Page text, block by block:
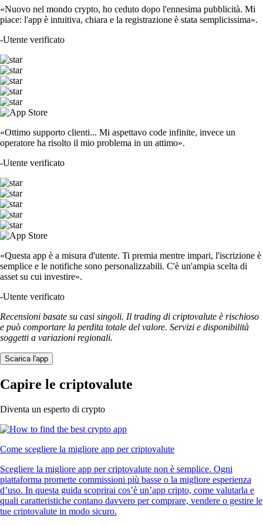
«Nuovo nel mondo crypto, ho ceduto dopo l'ennesima pubblicità. Mi
piace: l'app è intuitiva, chiara e la registrazione è stata semplicissima».
-Utente verificato
«Ottimo supporto clienti... Mi aspettavo code infinite, invece un
operatore ha risolto il mio problema in un attimo».
-Utente verificato
«Questa app è a misura d'utente. Ti premia mentre impari, l'iscrizione è
semplice e le notifiche sono personalizzabili. C'è un'ampia scelta di
asset su cui investire».
-Utente verificato
Recensioni basate su casi singoli. Il trading di criptovalute è rischioso
e può comportare la perdita totale del valore. Servizi e disponibilità
soggetti a variazioni regionali.
Scarica l'app
Capire le criptovalute
Diventa un esperto di crypto
Come scegliere la migliore app per criptovalute
Scegliere la migliore app per criptovalute non è semplice. Ogni
piattaforma promette commissioni più basse o la migliore esperienza
d’uso. In questa guida scoprirai cos’è un’app cripto, come valutarla e
quali caratteristiche contano davvero per comprare, vendere o gestire le
tue criptovalute in modo sicuro.